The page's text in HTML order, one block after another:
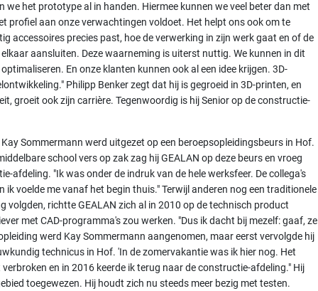
we het prototype al in handen. Hiermee kunnen we veel beter dan met
profiel aan onze verwachtingen voldoet. Het helpt ons ook om te
accessoires precies past, hoe de verwerking in zijn werk gaat en of de
aansluiten. Deze waarneming is uiterst nuttig. We kunnen in dit
En onze klanten kunnen ook al een idee krijgen. 3D-
Philipp Benker zegt dat hij is gegroeid in 3D-printen, en
groeit ook zijn carrière. Tegenwoordig is hij Senior op de constructie-
Sommermann werd uitgezet op een beroepsopleidingsbeurs in Hof.
school vers op zak zag hij GEALAN op deze beurs en vroeg
afdeling. "Ik was onder de indruk van de hele werksfeer. De collega's
ik voelde me vanaf het begin thuis." Terwijl anderen nog een traditionele
volgden, richtte GEALAN zich al in 2010 op de technisch product
met CAD-programma's zou werken. "Dus ik dacht bij mezelf: gaaf, ze
werd Kay Sommermann aangenomen, maar eerst vervolgde hij
technicus in Hof. 'In de zomervakantie was ik hier nog. Het
en in 2016 keerde ik terug naar de constructie-afdeling." Hij
toegewezen. Hij houdt zich nu steeds meer bezig met testen.